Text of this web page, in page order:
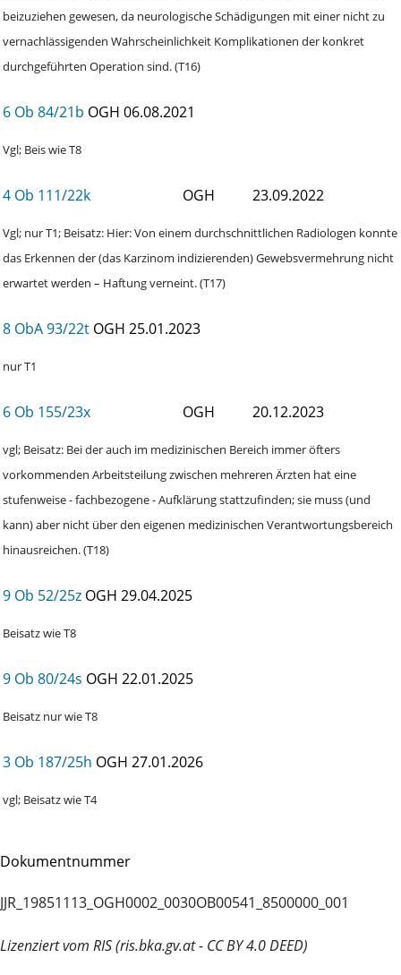
beizuziehen gewesen, da neurologische Schädigungen mit einer nicht zu
vernachlässigenden Wahrscheinlichkeit Komplikationen der konkret
durchgeführten Operation sind. (T16)
6 Ob 84/21b OGH 06.08.2021
Vgl; Beis wie T8
4 Ob 111/22k OGH 23.09.2022
Vgl; nur T1; Beisatz: Hier: Von einem durchschnittlichen Radiologen konnte
das Erkennen der (das Karzinom indizierenden) Gewebsvermehrung nicht
erwartet werden – Haftung verneint. (T17)
8 ObA 93/22t OGH 25.01.2023
nur T1
6 Ob 155/23x OGH 20.12.2023
vgl; Beisatz: Bei der auch im medizinischen Bereich immer öfters
vorkommenden Arbeitsteilung zwischen mehreren Ärzten hat eine
stufenweise - fachbezogene - Aufklärung stattzufinden; sie muss (und
kann) aber nicht über den eigenen medizinischen Verantwortungsbereich
hinausreichen. (T18)
9 Ob 52/25z OGH 29.04.2025
Beisatz wie T8
9 Ob 80/24s OGH 22.01.2025
Beisatz nur wie T8
3 Ob 187/25h OGH 27.01.2026
vgl; Beisatz wie T4
Dokumentnummer
JJR_19851113_OGH0002_0030OB00541_8500000_001
Lizenziert vom RIS (ris.bka.gv.at - CC BY 4.0 DEED)